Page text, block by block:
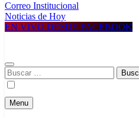
MUNICIPALIDAD DISTRITAL
Construyendo una nueva Historia
Correo Institucional
Noticias de Hoy
EN VIVO DESDE FACEBOOK
Buscar:
Menu